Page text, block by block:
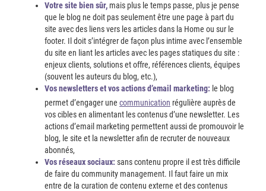
Votre site bien sûr, mais plus le temps passe, plus je pense
que le blog ne doit pas seulement être une page à part du
site avec des liens vers les articles dans la Home ou sur le
footer. Il doit s’intégrer de façon plus intime avec l’ensemble
du site en liant les articles avec les pages statiques du site :
enjeux clients, solutions et offre, références clients, équipes
(souvent les auteurs du blog, etc.),
Vos newsletters et vos actions d’email marketing: le blog
permet d’engager une communication régulière auprès de
vos cibles en alimentant les contenus d’une newsletter. Les
actions d’email marketing permettent aussi de promouvoir le
blog, le site et la newsletter afin de recruter de nouveaux
abonnés,
Vos réseaux sociaux: sans contenu propre il est très difficile
de faire du community management. Il faut faire un mix
entre de la curation de contenu externe et des contenus